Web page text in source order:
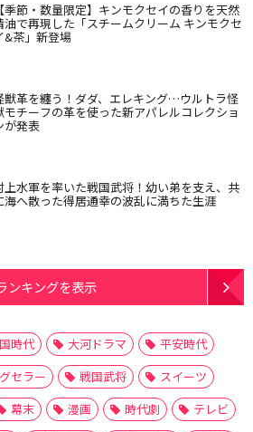
【季節・数量限定】キンモクセイの香りを天然
油で再現した「スチームクリーム キンモクセ
&茶」新登場
獣革を纏う！ダダ、エレキング…ウルトラ怪
モチーフの革を使った新アパレルコレクショ
が発表
上水軍を率いた戦国武将！幼い弟を支え、共
海へ散った得居通幸の波乱に満ちた生涯
ンキングを表示
時代 大河ドラマ
平安時代
セラー 戦国武将
スイーツ
幕末 漫画 時代劇
テレビ